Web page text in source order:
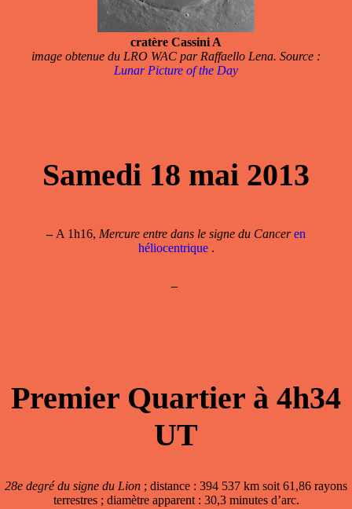
cratère Cassini A
image obtenue du LRO WAC par Raffaello Lena. Source :
Lunar Picture of the Day
Samedi 18 mai 2013
–A 1h16, Mercure entre dans le signe du Cancer en
héliocentrique .
–
Premier Quartier à 4h34
UT
28e degré du signe du Lion ; distance : 394 537 km soit 61,86 rayons
terrestres ; diamètre apparent : 30,3 minutes d’arc.